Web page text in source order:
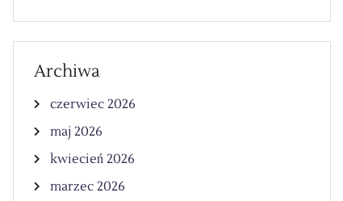
Archiwa
czerwiec 2026
maj 2026
kwiecień 2026
marzec 2026